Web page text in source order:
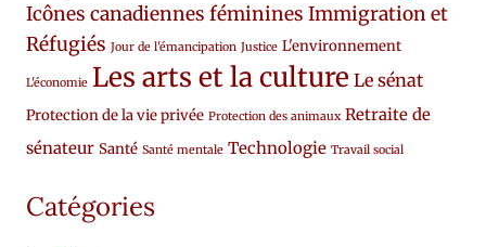
Icônes canadiennes féminines Immigration et
Réfugiés Jour de l'émancipation Justice L'environnement
L'économie Les arts et la culture Le sénat
Protection de la vie privée Protection des animaux Retraite de
sénateur Santé Santé mentale Technologie Travail social
Catégories